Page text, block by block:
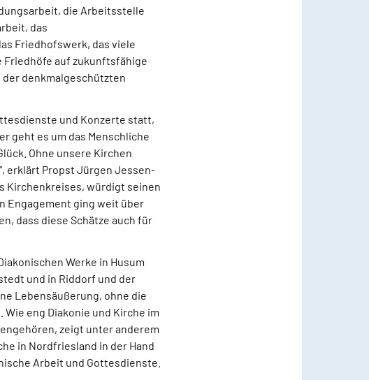
die Arbeitsstelle
das
Friedhofswerk, das viele
Friedhöfe auf zukunftsfähige
der denkmalgeschützten
und Konzerte statt,
geht es um das Menschliche
Ohne unsere Kirchen
erklärt Propst Jürgen Jessen-
Kirchenkreises, würdigt seinen
Engagement ging weit über
dass diese Schätze auch für
Werke in Husum
und in Riddorf und der
Lebensäußerung, ohne die
eng Diakonie und Kirche im
zeigt unter anderem
in Nordfriesland in der Hand
Arbeit und Gottesdienste.